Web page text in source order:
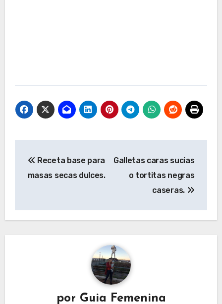
de
Receta base para
masas secas dulces.
Galletas caras sucias
o tortitas negras
caseras.
por Guia Femenina